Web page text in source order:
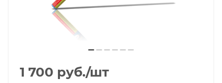
1 700 руб./шт